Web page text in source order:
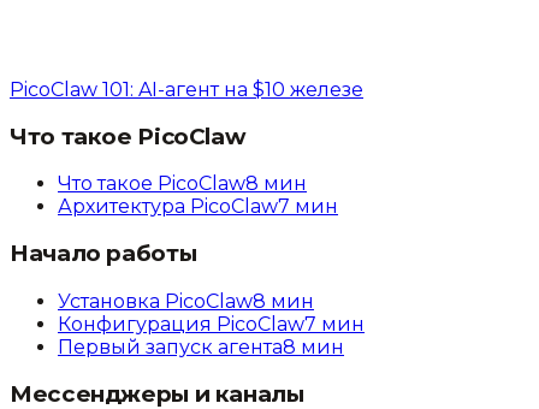
PicoClaw 101: AI-агент на $10 железе
Что такое PicoClaw
Что такое PicoClaw8 мин
Архитектура PicoClaw7 мин
Начало работы
Установка PicoClaw8 мин
Конфигурация PicoClaw7 мин
Первый запуск агента8 мин
Мессенджеры и каналы